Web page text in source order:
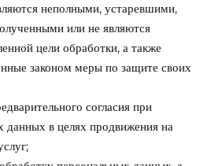
неполными, устаревшими,
или не являются
цели обработки, а также
законом меры по защите своих
согласия при
данных в целях продвижения на